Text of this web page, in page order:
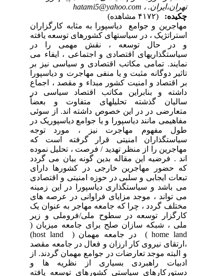
تهران،ایران. ، hatami5@yahoo.com
چکیده:
مهاجرین و جوامع دیاسپورا به مثابه کارگزاران
استراتژیک ، در سیاستهای کشورهای توسعه یافته
و در حال توسعه ، نقش مهمی را در
سیاستگذاریهای اقتصادی و اجتماعی ، ایفاء می
نمایند. تمامی مکاتب اقتصادی و سیاسی نیز بر
تاثیر دوگانه مثبت و یا منفی مهاجرت و دیاسپورا
بر اقتصاد و امنیت کشور مبداء و مقصد ، اجماع
داشته و بنابراین مکاتب اقتصاد سیاسی در
سالیان گذشته تحلیلهای متفاوت و بعضاً
متعارضی در در این خصوص داشته اند. از سوئی
مفاهیمی مانند دیاسپورا و یا جوامع دیاسپوریک در
طول مفهوم مهاجرت نیز ، مورد توجه
سیاستگذاران امنیتی قرار گرفته است که
مهاجرین را از منظر تهدید / فرصت ، تحلیل نموده
اند . فرضیه این مقاله بدین گونه بیان می گردد
که حضور مهاجرین خارجی در کشورها دارای
تبعات ایجابی و سلبی در حوزه امنیتی و اقتصادی
می باشد و سیاستگذاری دیاسپورا در این زمینه
می تواند ، موجد مزایای فراوانی در عرصه های
مختلف گردد ، چرا که جامعه مهاجر به عنوان یک
کارگزار توسعه در سطوح ملی/فروملی و زیر
ملی ، شبکه سازان صلح برای جامعه میزبان (
home land) در جامعه مهمان ( host land
)
،ارتقای نیروی کار ارزان و فعال در جامعه مقصد
و البته موجد تعارضات در جوامع مهمان گردند. از
ادبیات راهبردی بسیاری از نظریه ها و
دستورکارهای سیاستی کشورهای توسعه یافته